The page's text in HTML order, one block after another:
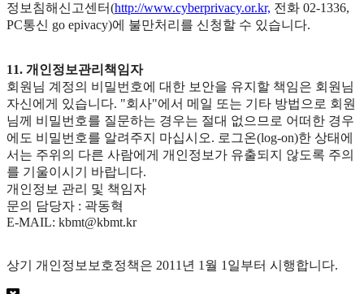
정보침해신고센터(http://www.cyberprivacy.or.kr, 전화 02-1336,
PC통신 go epivacy)에 불만처리를 신청할 수 있습니다.
11. 개인정보관리책임자
회원님 계정의 비밀번호에 대한 보안을 유지할 책임은 회원님
자신에게 있습니다. "회사"에서 메일 또는 기타 방법으로 회원
님께 비밀번호를 질문하는 경우는 절대 없으므로 어떠한 경우
에도 비밀번호를 알려주지 마십시오. 로그온(log-on)한 상태에
서는 주위의 다른 사람에게 개인정보가 유출되지 않도록 주의
를 기울이시기 바랍니다.
개인정보 관리 및 책임자
문의 담당자 : 곽동혁
E-MAIL: kbmt@kbmt.kr
상기 개인정보보호정책은 2011년 1월 1일부터 시행합니다.